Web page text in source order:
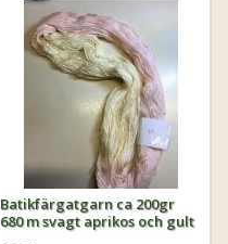
Batikfärgatgarn ca 200gr
680 m svagt aprikos och gult